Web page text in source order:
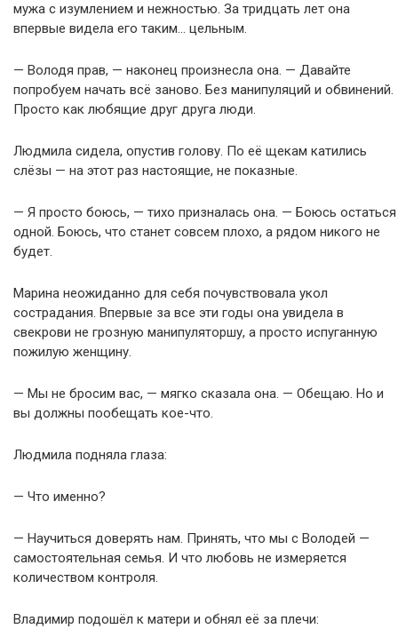
мужа с изумлением и нежностью. За тридцать лет она
впервые видела его таким… цельным.
— Володя прав, — наконец произнесла она. — Давайте
попробуем начать всё заново. Без манипуляций и обвинений.
Просто как любящие друг друга люди.
Людмила сидела, опустив голову. По её щекам катились
слёзы — на этот раз настоящие, не показные.
— Я просто боюсь, — тихо призналась она. — Боюсь остаться
одной. Боюсь, что станет совсем плохо, а рядом никого не
будет.
Марина неожиданно для себя почувствовала укол
сострадания. Впервые за все эти годы она увидела в
свекрови не грозную манипуляторшу, а просто испуганную
пожилую женщину.
— Мы не бросим вас, — мягко сказала она. — Обещаю. Но и
вы должны пообещать кое-что.
Людмила подняла глаза:
— Что именно?
— Научиться доверять нам. Принять, что мы с Володей —
самостоятельная семья. И что любовь не измеряется
количеством контроля.
Владимир подошёл к матери и обнял её за плечи: